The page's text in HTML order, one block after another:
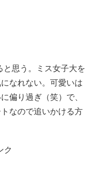
と思う。ミス女子大を
なれない。可愛いは
偏り過ぎ（笑）で、
なので追いかける方
ク